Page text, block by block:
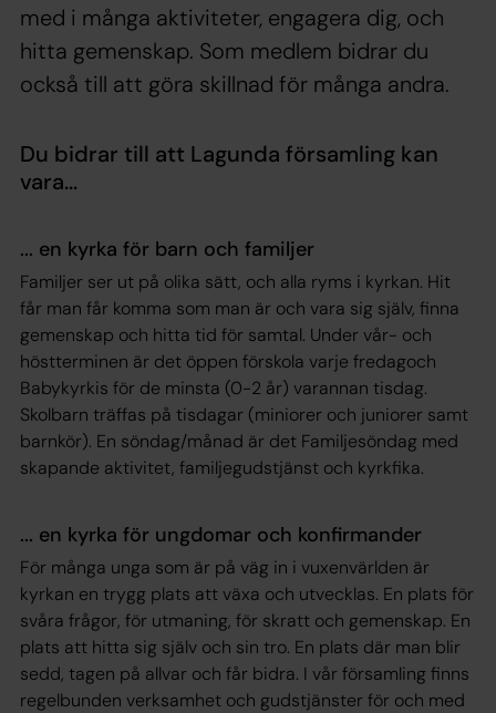
med i många aktiviteter, engagera dig, och
hitta gemenskap. Som medlem bidrar du
också till att göra skillnad för många andra.
Du bidrar till att Lagunda församling kan
vara...
... en kyrka för barn och familjer
Familjer ser ut på olika sätt, och alla ryms i kyrkan. Hit
får man får komma som man är och vara sig själv, finna
gemenskap och hitta tid för samtal. Under vår- och
höstterminen är det öppen förskola varje fredagoch
Babykyrkis för de minsta (0-2 år) varannan tisdag.
Skolbarn träffas på tisdagar (miniorer och juniorer samt
barnkör). En söndag/månad är det Familjesöndag med
skapande aktivitet, familjegudstjänst och kyrkfika.
... en kyrka för ungdomar och konfirmander
För många unga som är på väg in i vuxenvärlden är
kyrkan en trygg plats att växa och utvecklas. En plats för
svåra frågor, för utmaning, för skratt och gemenskap. En
plats att hitta sig själv och sin tro. En plats där man blir
sedd, tagen på allvar och får bidra. I vår församling finns
regelbunden verksamhet och gudstjänster för och med